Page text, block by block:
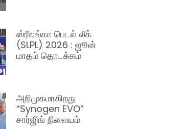
ஸ்ரீலங்கா பெடல் லீக்
(SLPL) 2026 : ஜூன்
மாதம் தொடக்கம்
அறிமுகமாகிறது
“Synogen EVO”
சார்ஜிங் நிலையம்